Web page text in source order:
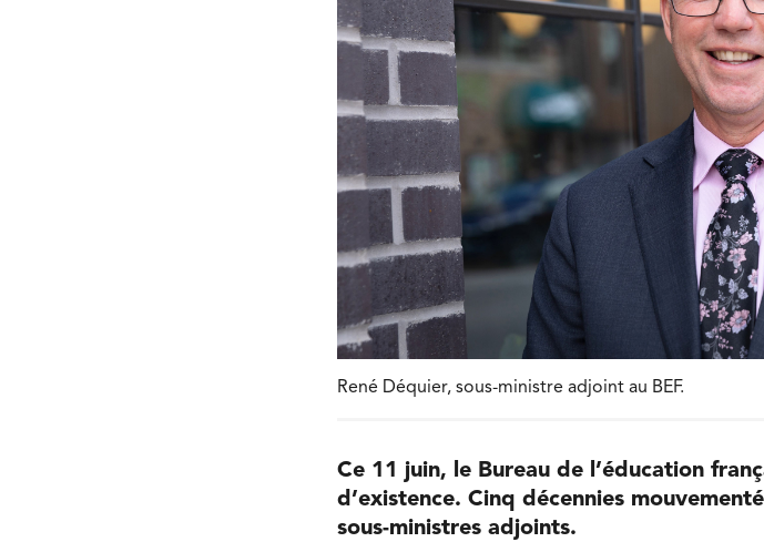
René Déquier, sous-ministre adjoint au BEF.
Ce 11 juin, le Bureau de l’éducation
d’existence. Cinq décennies
sous-ministres adjoints.